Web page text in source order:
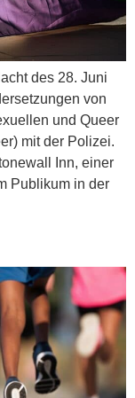
des 28. Juni
von
und Queer
mit der Polizei.
Inn, einer
Publikum in der